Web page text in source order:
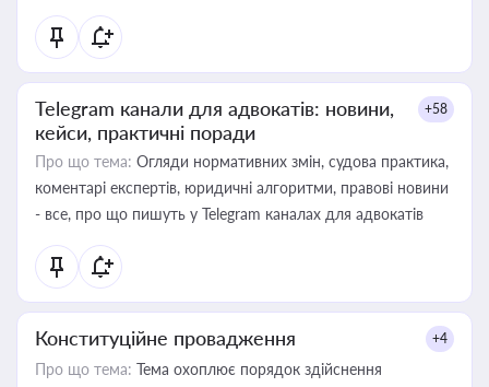
Telegram канали для адвокатів: новини,
кейси, практичні поради
+58
Про що тема: Огляди нормативних змін, судова практика,
коментарі експертів, юридичні алгоритми, правові новини
- все, про що пишуть у Telegram каналах для адвокатів
Конституційне провадження +4
Про що тема: Тема охоплює порядок здійснення